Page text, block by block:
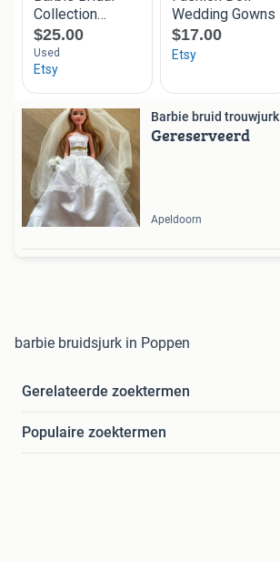
Barbie bruid trouwjurk
Gereserveerd
Apeldoorn
barbie bruidsjurk in Poppen
Gerelateerde zoektermen
Populaire zoektermen